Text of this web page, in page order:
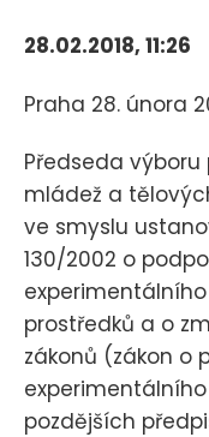
28.02.2018, 11:26
Praha 28. února
Předseda výboru
mládež a
ve smyslu
130/2002 o
prostředků a o
zákonů (zákon o
pozdějších